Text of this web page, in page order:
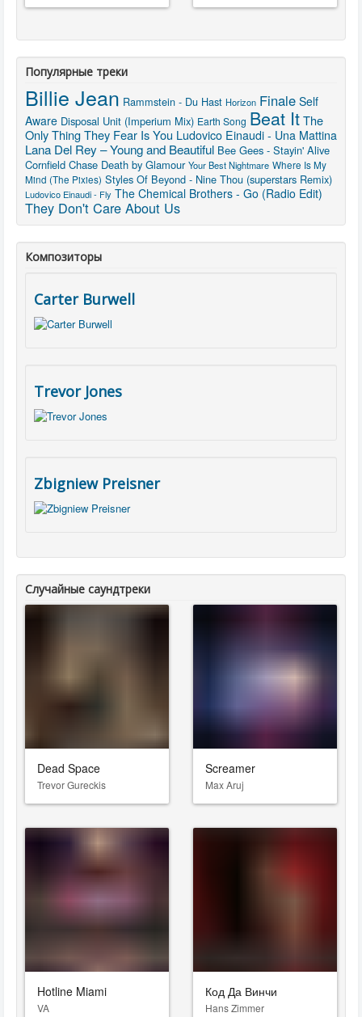
Популярные треки
Billie Jean Rammstein - Du Hast Horizon Finale Self
Aware Disposal Unit (Imperium Mix) Earth Song Beat ItThe
Only Thing They Fear Is You Ludovico Einaudi - Una Mattina
Lana Del Rey – Young and Beautiful Bee Gees - Stayin' Alive
Cornfield Chase Death by Glamour Your Best Nightmare Where Is My
Mind (The Pixies) Styles Of Beyond - Nine Thou (superstars Remix)
Ludovico Einaudi - Fly The Chemical Brothers - Go (Radio Edit)
They Don't Care About Us
Композиторы
Carter Burwell
Trevor Jones
Zbigniew Preisner
Случайные саундтреки
Dead Space
Trevor Gureckis
Screamer
Max Aruj
Hotline Miami
VA
Код Да Винчи
Hans Zimmer